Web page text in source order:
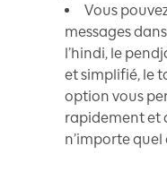
Vous
messages
l’hindi, le
et simplifié, le
option vous
rapidement et
n’importe